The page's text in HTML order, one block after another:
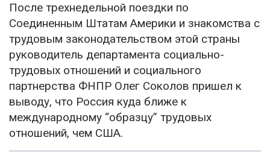
После трехнедельной поездки по
Соединенным Штатам Америки и знакомства с
трудовым законодательством этой страны
руководитель департамента социально-
трудовых отношений и социального
партнерства ФНПР Олег Соколов пришел к
выводу, что Россия куда ближе к
международному “образцу” трудовых
отношений, чем США.